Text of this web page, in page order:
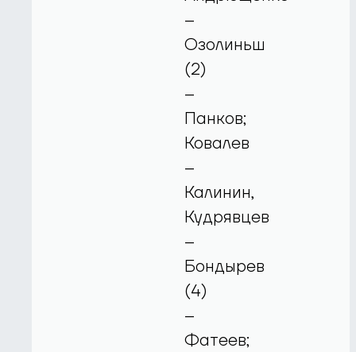
–
Озолиньш
(2)
–
Панков;
Ковалев
–
Калинин,
Кудрявцев
–
Бондырев
(4)
–
Фатеев;